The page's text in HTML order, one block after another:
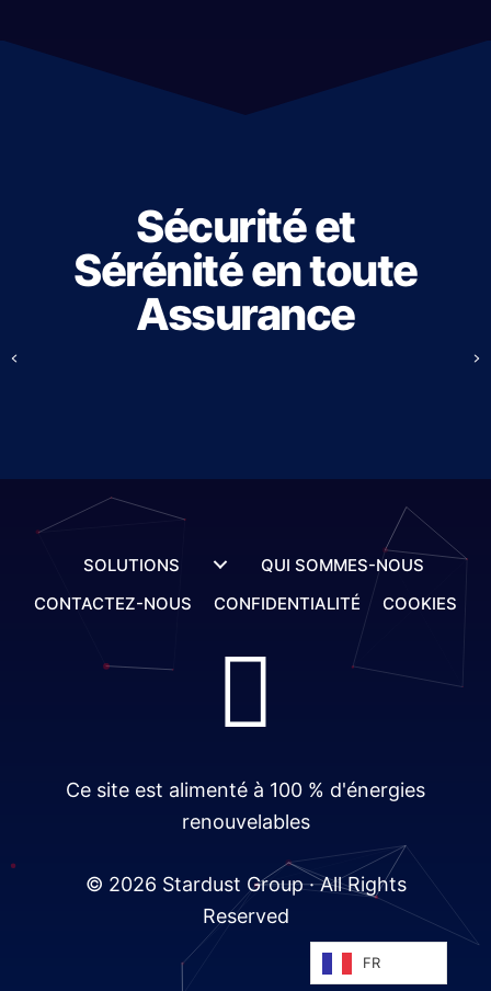
Sécurité et
Sérénité en toute
Assurance
Précédent
SOLUTIONS
QUI SOMMES-NOUS
CONTACTEZ-NOUS
CONFIDENTIALITÉ COOKIES
Ce site est alimenté à 100 % d'énergies
renouvelables
© 2026 Stardust Group · All Rights
Reserved
FR